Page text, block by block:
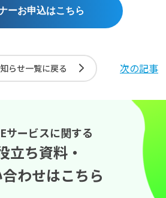
ーお申込はこちら
らせ一覧に戻る 次の記事
サービスに関する
立ち資料・
わせはこちら